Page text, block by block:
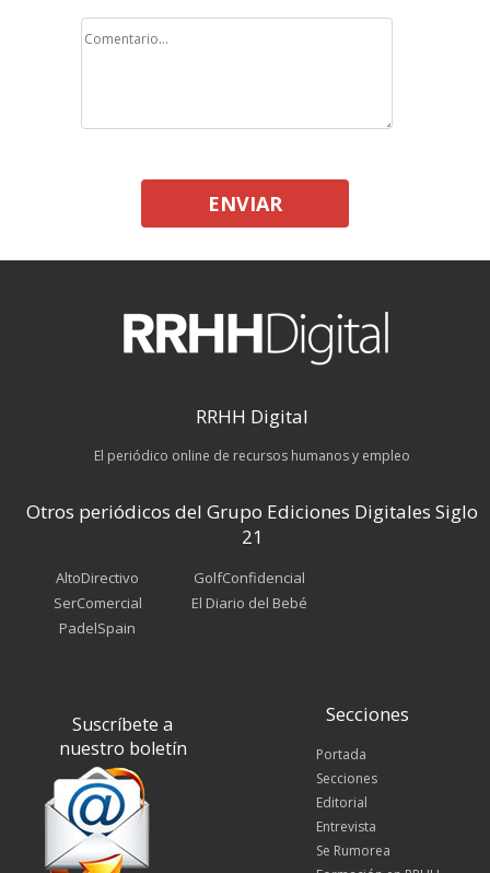
ENVIAR
RRHH Digital
El periódico online de recursos humanos y empleo
Otros periódicos del Grupo Ediciones Digitales Siglo
21
AltoDirectivo
SerComercial
PadelSpain
GolfConfidencial
El Diario del Bebé
Suscríbete a
nuestro boletín
Secciones
Portada
Secciones
Editorial
Entrevista
Se Rumorea